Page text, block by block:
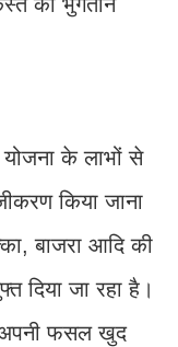
के लाभों से
किया जाना
बाजरा आदि की
दिया जा रहा है।
फसल खुद